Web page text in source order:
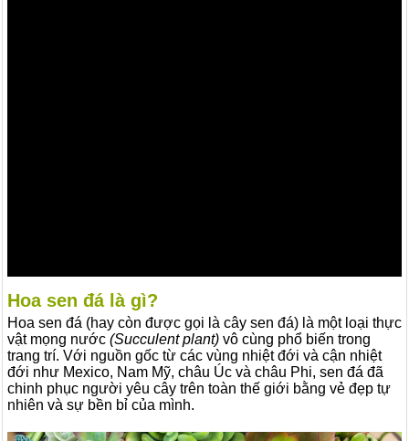
Hoa sen đá là gì?
Hoa sen đá (hay còn được gọi là cây sen đá) là một loại thực
vật mọng nước (Succulent plant) vô cùng phổ biến trong
trang trí. Với nguồn gốc từ các vùng nhiệt đới và cận nhiệt
đới như Mexico, Nam Mỹ, châu Úc và châu Phi, sen đá đã
chinh phục người yêu cây trên toàn thế giới bằng vẻ đẹp tự
nhiên và sự bền bỉ của mình.